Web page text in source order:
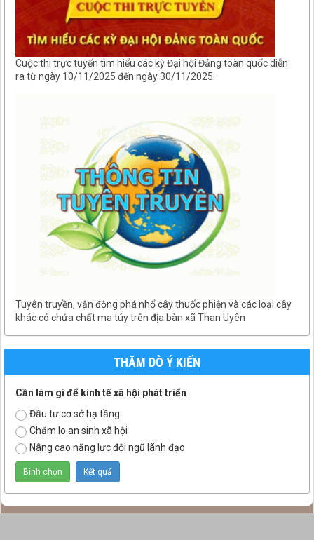
Cuộc thi trực tuyến tìm hiểu các kỳ Đại hội Đảng toàn quốc diễn
ra từ ngày 10/11/2025 đến ngày 30/11/2025.
Tuyên truyền, vận động phá nhổ cây thuốc phiện và các loại cây
khác có chứa chất ma túy trên địa bàn xã Than Uyên
THĂM DÒ Ý KIẾN
Cần làm gì để kinh tế xã hội phát triển
Đầu tư cơ sở hạ tầng
Chăm lo an sinh xã hội
Nâng cao năng lực đội ngũ lãnh đạo